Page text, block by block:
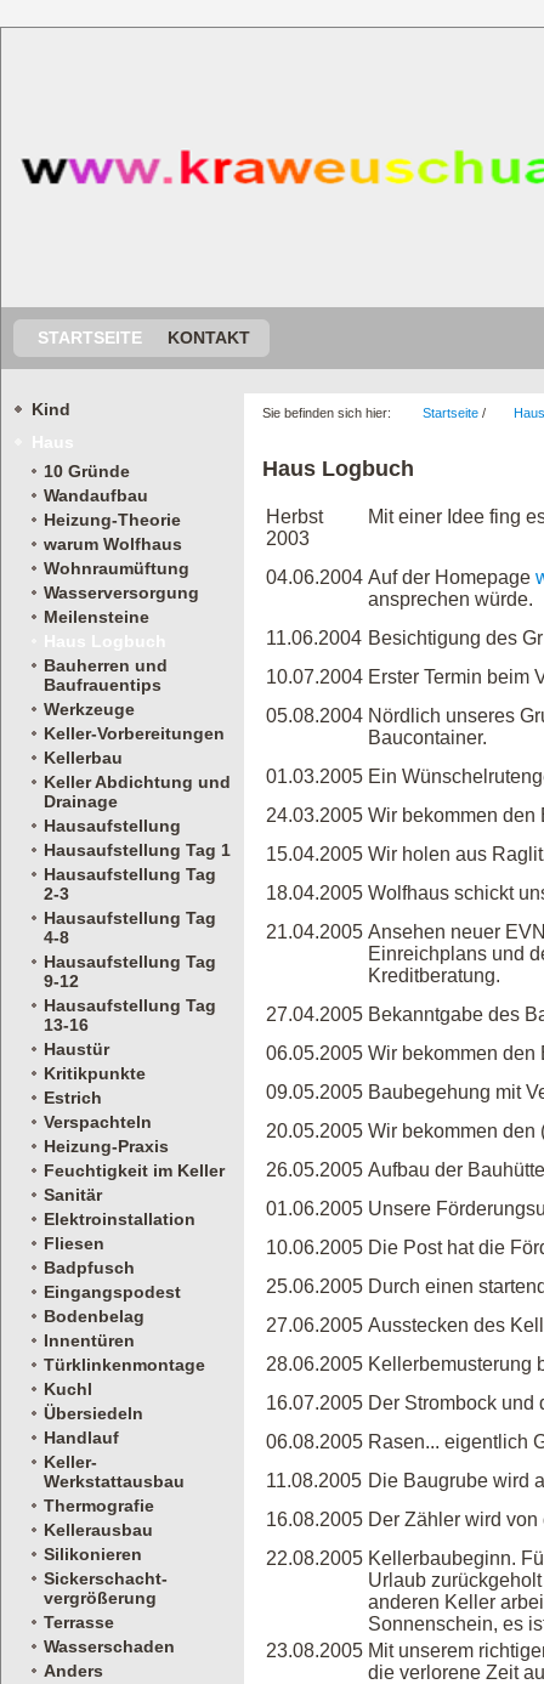
STARTSEITE KONTAKT
Kind
10 Gründe
Wandaufbau
Heizung-Theorie
warum Wolfhaus
Wohnraumüftung
Wasserversorgung
Meilensteine
Bauherren und
Baufrauentips
Werkzeuge
Keller-Vorbereitungen
Kellerbau
Keller Abdichtung und
Drainage
Hausaufstellung
Hausaufstellung Tag 1
Hausaufstellung Tag
2-3
Hausaufstellung Tag
4-8
Hausaufstellung Tag
9-12
Hausaufstellung Tag
13-16
Haustür
Kritikpunkte
Estrich
Verspachteln
Heizung-Praxis
Feuchtigkeit im Keller
Sanitär
Elektroinstallation
Fliesen
Badpfusch
Eingangspodest
Bodenbelag
Innentüren
Türklinkenmontage
Kuchl
Übersiedeln
Handlauf
Keller-
Werkstattausbau
Thermografie
Kellerausbau
Silikonieren
Sickerschacht-
vergrößerung
Terrasse
Wasserschaden
Anders
Sie befinden sich hier: Startseite / Haus
Haus Logbuch
Herbst
2003
Mit einer Idee fing
04.06.2004 Auf der Homepage
ansprechen würde.
11.06.2004 Besichtigung des
10.07.2004 Erster Termin beim
05.08.2004 Nördlich unseres
Baucontainer.
01.03.2005 Ein
24.03.2005 Wir bekommen den
15.04.2005 Wir holen aus
18.04.2005 Wolfhaus schickt
21.04.2005 Ansehen neuer
Einreichplans und
Kreditberatung.
27.04.2005 Bekanntgabe des
06.05.2005 Wir bekommen den
09.05.2005 Baubegehung mit
20.05.2005 Wir bekommen den
26.05.2005 Aufbau der
01.06.2005 Unsere
10.06.2005 Die Post hat die
25.06.2005 Durch einen
27.06.2005 Ausstecken des
28.06.2005 Kellerbemusterung
16.07.2005 Der Strombock und
06.08.2005 Rasen... eigentlich
11.08.2005 Die Baugrube wird
16.08.2005 Der Zähler wird
22.08.2005 Kellerbaubeginn.
Urlaub
anderen Keller
Sonnenschein, es
23.08.2005 Mit unserem
die verlorene Zeit